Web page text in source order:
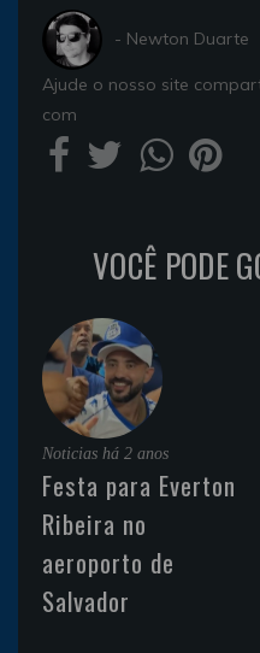
- Newton Duarte
Ajude o nosso site
com
VOCÊ PODE
Noticias há 2 anos
Festa para Everton
Ribeira no
aeroporto de
Salvador